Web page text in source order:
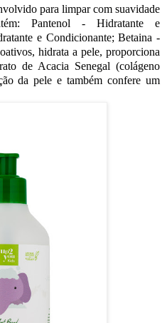
para limpar com suavidade
Pantenol - Hidratante e
e Condicionante; Betaina -
hidrata a pele, proporciona
de Acacia Senegal (colágeno
da pele e também confere um